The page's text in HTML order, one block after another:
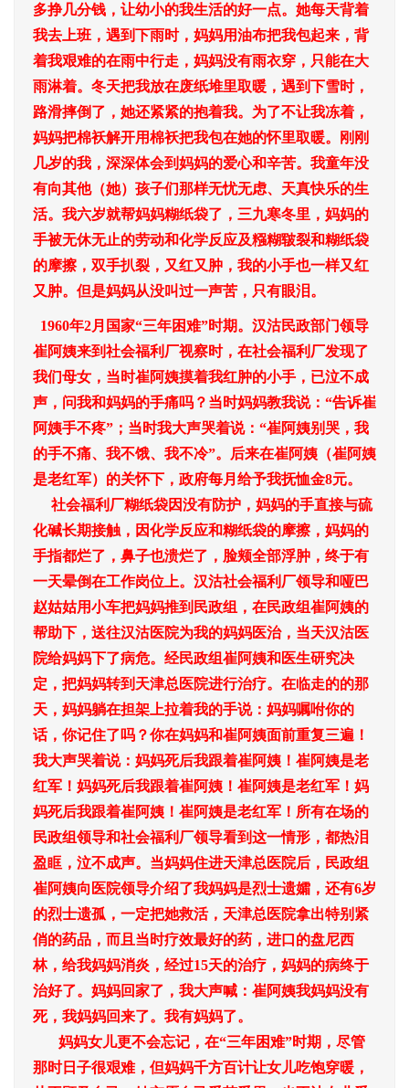
多挣几分钱，让幼小的我生活的好一点。她每天背着
我去上班，遇到下雨时，妈妈用油布把我包起来，背
着我艰难的在雨中行走，妈妈没有雨衣穿，只能在大
雨淋着。冬天把我放在废纸堆里取暖，遇到下雪时，
路滑摔倒了，她还紧紧的抱着我。为了不让我冻着，
妈妈把棉袄解开用棉袄把我包在她的怀里取暖。刚刚
几岁的我，深深体会到妈妈的爱心和辛苦。我童年没
有向其他（她）孩子们那样无忧无虑、天真快乐的生
活。我六岁就帮妈妈糊纸袋了，三九寒冬里，妈妈的
手被无休无止的劳动和化学反应及糨糊皲裂和糊纸袋
的摩擦，双手扒裂，又红又肿，我的小手也一样又红
又肿。但是妈妈从没叫过一声苦，只有眼泪。
1960年2月国家“三年困难”时期。汉沽民政部门领导
崔阿姨来到社会福利厂视察时，在社会福利厂发现了
我们母女，当时崔阿姨摸着我红肿的小手，已泣不成
声，问我和妈妈的手痛吗？当时妈妈教我说：“告诉崔
阿姨手不疼”；当时我大声哭着说：“崔阿姨别哭，我
的手不痛、我不饿、我不冷”。后来在崔阿姨（崔阿姨
是老红军）的关怀下，政府每月给予我抚恤金8元。
社会福利厂糊纸袋因没有防护，妈妈的手直接与硫
化碱长期接触，因化学反应和糊纸袋的摩擦，妈妈的
手指都烂了，鼻子也溃烂了，脸颊全部浮肿，终于有
一天晕倒在工作岗位上。汉沽社会福利厂领导和哑巴
赵姑姑用小车把妈妈推到民政组，在民政组崔阿姨的
帮助下，送往汉沽医院为我的妈妈医治，当天汉沽医
院给妈妈下了病危。经民政组崔阿姨和医生研究决
定，把妈妈转到天津总医院进行治疗。在临走的的那
天，妈妈躺在担架上拉着我的手说：妈妈嘱咐你的
话，你记住了吗？你在妈妈和崔阿姨面前重复三遍！
我大声哭着说：妈妈死后我跟着崔阿姨！崔阿姨是老
红军！妈妈死后我跟着崔阿姨！崔阿姨是老红军！妈
妈死后我跟着崔阿姨！崔阿姨是老红军！所有在场的
民政组领导和社会福利厂领导看到这一情形，都热泪
盈眶，泣不成声。当妈妈住进天津总医院后，民政组
崔阿姨向医院领导介绍了我妈妈是烈士遗孀，还有6岁
的烈士遗孤，一定把她救活，天津总医院拿出特别紧
俏的药品，而且当时疗效最好的药，进口的盘尼西
林，给我妈妈消炎，经过15天的治疗，妈妈的病终于
治好了。妈妈回家了，我大声喊：崔阿姨我妈妈没有
死，我妈妈回来了。我有妈妈了。
妈妈女儿更不会忘记，在“三年困难”时期，尽管
那时日子很艰难，但妈妈千方百计让女儿吃饱穿暖，